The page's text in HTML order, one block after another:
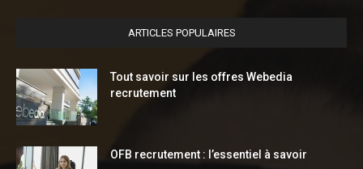
ARTICLES POPULAIRES
Tout savoir sur les offres Webedia
recrutement
OFB recrutement : l’essentiel à savoir